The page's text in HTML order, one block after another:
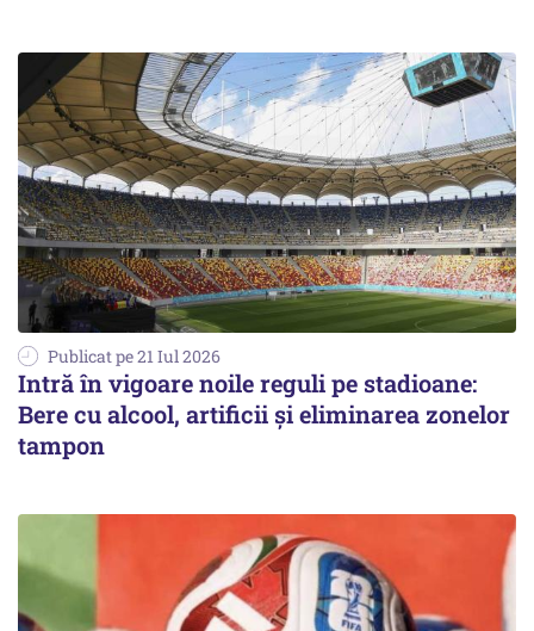
Publicat pe 21 Iul 2026
Intră în vigoare noile reguli pe stadioane:
Bere cu alcool, artificii și eliminarea zonelor
tampon